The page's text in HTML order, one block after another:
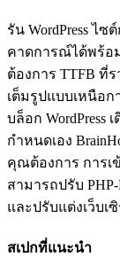
รัน WordPress ไ
คาดการณ์ได้พร้อ
ต้องการ TTFB ที่
เต็มรูปแบบเหนือ
บล็อก
กำหนดเอง
คุณต้องการ การเ
สามารถปรับ
และปรับแต่งเว็บ
สเปกที่แนะนำ